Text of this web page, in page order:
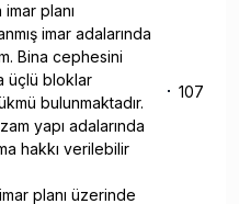
planı
imar adalarında
Bina cephesini
üçlü bloklar
bulunmaktadır.
yapı adalarında
hakkı verilebilir
107
planı üzerinde